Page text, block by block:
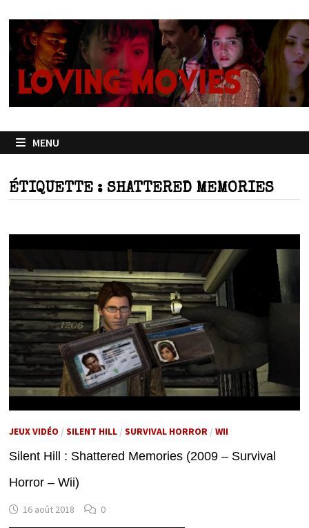
contenu
MENU
ÉTIQUETTE : SHATTERED MEMORIES
JEUX VIDÉO / SILENT HILL/ SURVIVAL HORROR/ WII
Silent Hill : Shattered Memories (2009 – Survival
Horror – Wii)
16 août 2018 0